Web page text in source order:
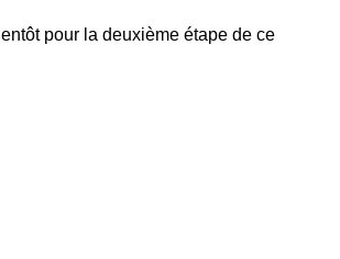
pour la deuxième étape de ce